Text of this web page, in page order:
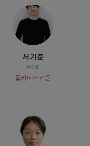
서기준
대표
플라네타리움